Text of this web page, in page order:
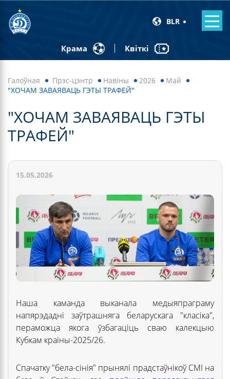
BLR
Крама Квіткі
Галоўная Прэс-цэнтр Навiны 2026
Май
"ХОЧАМ ЗАВАЯВАЦЬ ГЭТЫ ТРАФЕЙ"
"ХОЧАМ ЗАВАЯВАЦЬ ГЭТЫ
ТРАФЕЙ"
15.05.2026
Наша каманда выканала медыяпраграму
напярэдадні заўтрашняга беларускага "класіка",
пераможца якога ўзбагаціць сваю калекцыю
Кубкам краіны-2025/26.
Спачатку "бела-сінія" прынялі прадстаўнікоў СМІ на